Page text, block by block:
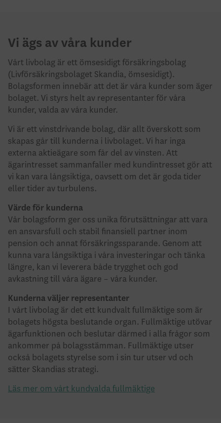
Vi ägs av våra kunder
Vårt livbolag är ett ömsesidigt försäkringsbolag
(Livförsäkringsbolaget Skandia, ömsesidigt).
Bolagsformen innebär att det är våra kunder som äger
bolaget. Vi styrs helt av representanter för våra
kunder, valda av våra kunder.
Vi är ett vinstdrivande bolag, där allt överskott som
skapas går till kunderna i livbolaget. Vi har inga
externa aktieägare som får del av vinsten. Att
ägarintresset sammanfaller med kundintresset gör att
vi kan vara långsiktiga, oavsett om det är goda tider
eller tider av turbulens.
Värde för kunderna
Vår bolagsform ger oss unika förutsättningar att vara
en ansvarsfull och stabil finansiell partner inom
pension och annat försäkringssparande. Genom att
kunna vara långsiktiga i våra investeringar och tänka
längre, kan vi leverera både trygghet och god
avkastning till våra ägare – våra kunder.
Kunderna väljer representanter
I vårt livbolag är det ett kundvalt fullmäktige som är
bolagets högsta beslutande organ. Fullmäktige utövar
ägarfunktionen och beslutar därmed i alla frågor som
ankommer på bolagsstämman. Fullmäktige utser
också bolagets styrelse som i sin tur utser vd och
sätter Skandias strategi.
Läs mer om vårt kundvalda fullmäktige